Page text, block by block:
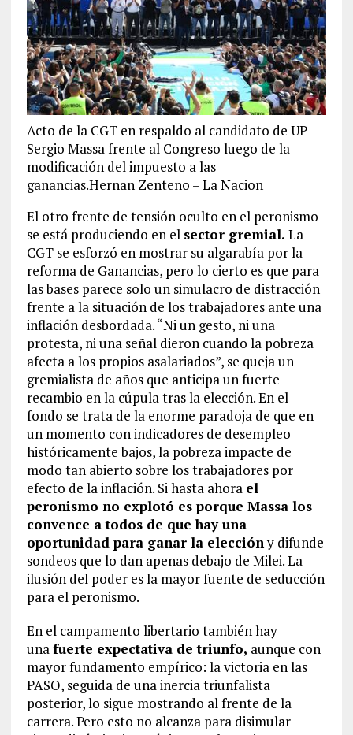
Acto de la CGT en respaldo al candidato de UP
Sergio Massa frente al Congreso luego de la
modificación del impuesto a las
ganancias.Hernan Zenteno – La Nacion
El otro frente de tensión oculto en el peronismo
se está produciendo en el sector gremial. La
CGT se esforzó en mostrar su algarabía por la
reforma de Ganancias, pero lo cierto es que para
las bases parece solo un simulacro de distracción
frente a la situación de los trabajadores ante una
inflación desbordada. “Ni un gesto, ni una
protesta, ni una señal dieron cuando la pobreza
afecta a los propios asalariados”, se queja un
gremialista de años que anticipa un fuerte
recambio en la cúpula tras la elección. En el
fondo se trata de la enorme paradoja de que en
un momento con indicadores de desempleo
históricamente bajos, la pobreza impacte de
modo tan abierto sobre los trabajadores por
efecto de la inflación. Si hasta ahora el
peronismo no explotó es porque Massa los
convence a todos de que hay una
oportunidad para ganar la eleccióny difunde
sondeos que lo dan apenas debajo de Milei. La
ilusión del poder es la mayor fuente de seducción
para el peronismo.
En el campamento libertario también hay
unafuerte expectativa de triunfo, aunque con
mayor fundamento empírico: la victoria en las
PASO, seguida de una inercia triunfalista
posterior, lo sigue mostrando al frente de la
carrera. Pero esto no alcanza para disimular